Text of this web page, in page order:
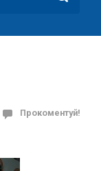
Прокоментуй!